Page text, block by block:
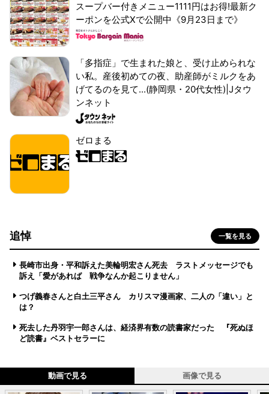
スープバー付きメニュー1111円はお得!最新ク
ーポンを公式Xで公開中《9月23日まで》
「多指症」で生まれた娘と、受け止められな
い私。産後初めての夜、助産師がミルクをあ
げてるのを見て...(静岡県・20代女性)|Jタウ
ンネット
ゼロまる
追悼 一覧を見る
長崎市出身・平和訴えた美輪明宏さん死去 ラストメッセージでも
訴え「愛があれば 戦争なんか起こりません」
つげ義春さんと白土三平さん カリスマ漫画家、二人の「違い」と
は？
死去した丹羽宇一郎さんは、経済界有数の読書家だった 『死ぬほ
ど読書』ベストセラーに
動画で見る 画像で見る